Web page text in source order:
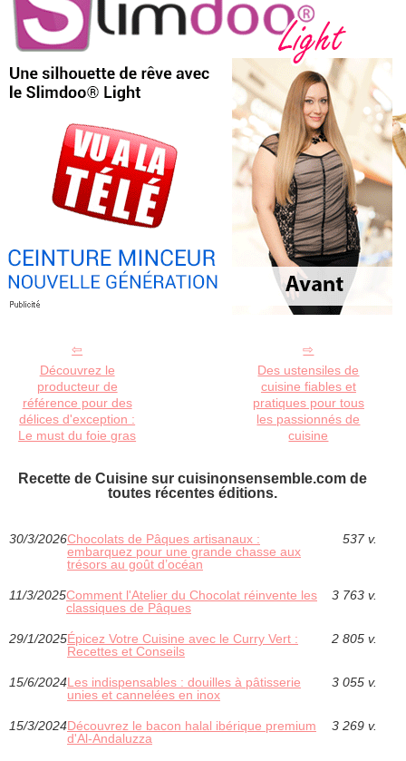
Découvrez le
producteur de
référence pour des
délices d'exception :
Le must du foie gras
Des ustensiles de
cuisine fiables et
pratiques pour tous
les passionnés de
cuisine
Recette de Cuisine sur cuisinonsensemble.com de
toutes récentes éditions.
30/3/2026Chocolats de Pâques artisanaux :
embarquez pour une grande chasse aux
trésors au goût d’océan
537 v.
11/3/2025Comment l'Atelier du Chocolat réinvente les
classiques de Pâques
3 763 v.
29/1/2025Épicez Votre Cuisine avec le Curry Vert :
Recettes et Conseils
2 805 v.
15/6/2024Les indispensables : douilles à pâtisserie
unies et cannelées en inox
3 055 v.
15/3/2024Découvrez le bacon halal ibérique premium
d'Al-Andaluzza
3 269 v.